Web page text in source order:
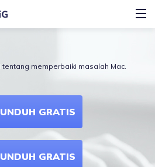
tentang memperbaiki masalah Mac.
UNDUH GRATIS
UNDUH GRATIS